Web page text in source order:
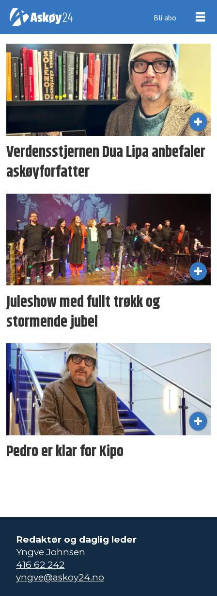
Bli abo
Tag:
pedro
carmona-
Verdensstjernen Dua Lipa anbefaler
askøyforfatter
Juleshow med fullt trøkk og
stormende jubel
Pedro er klar for Kipo
Redaktør og daglig leder
Yngve Johnsen
416 62 242
yngve@askoy24.no